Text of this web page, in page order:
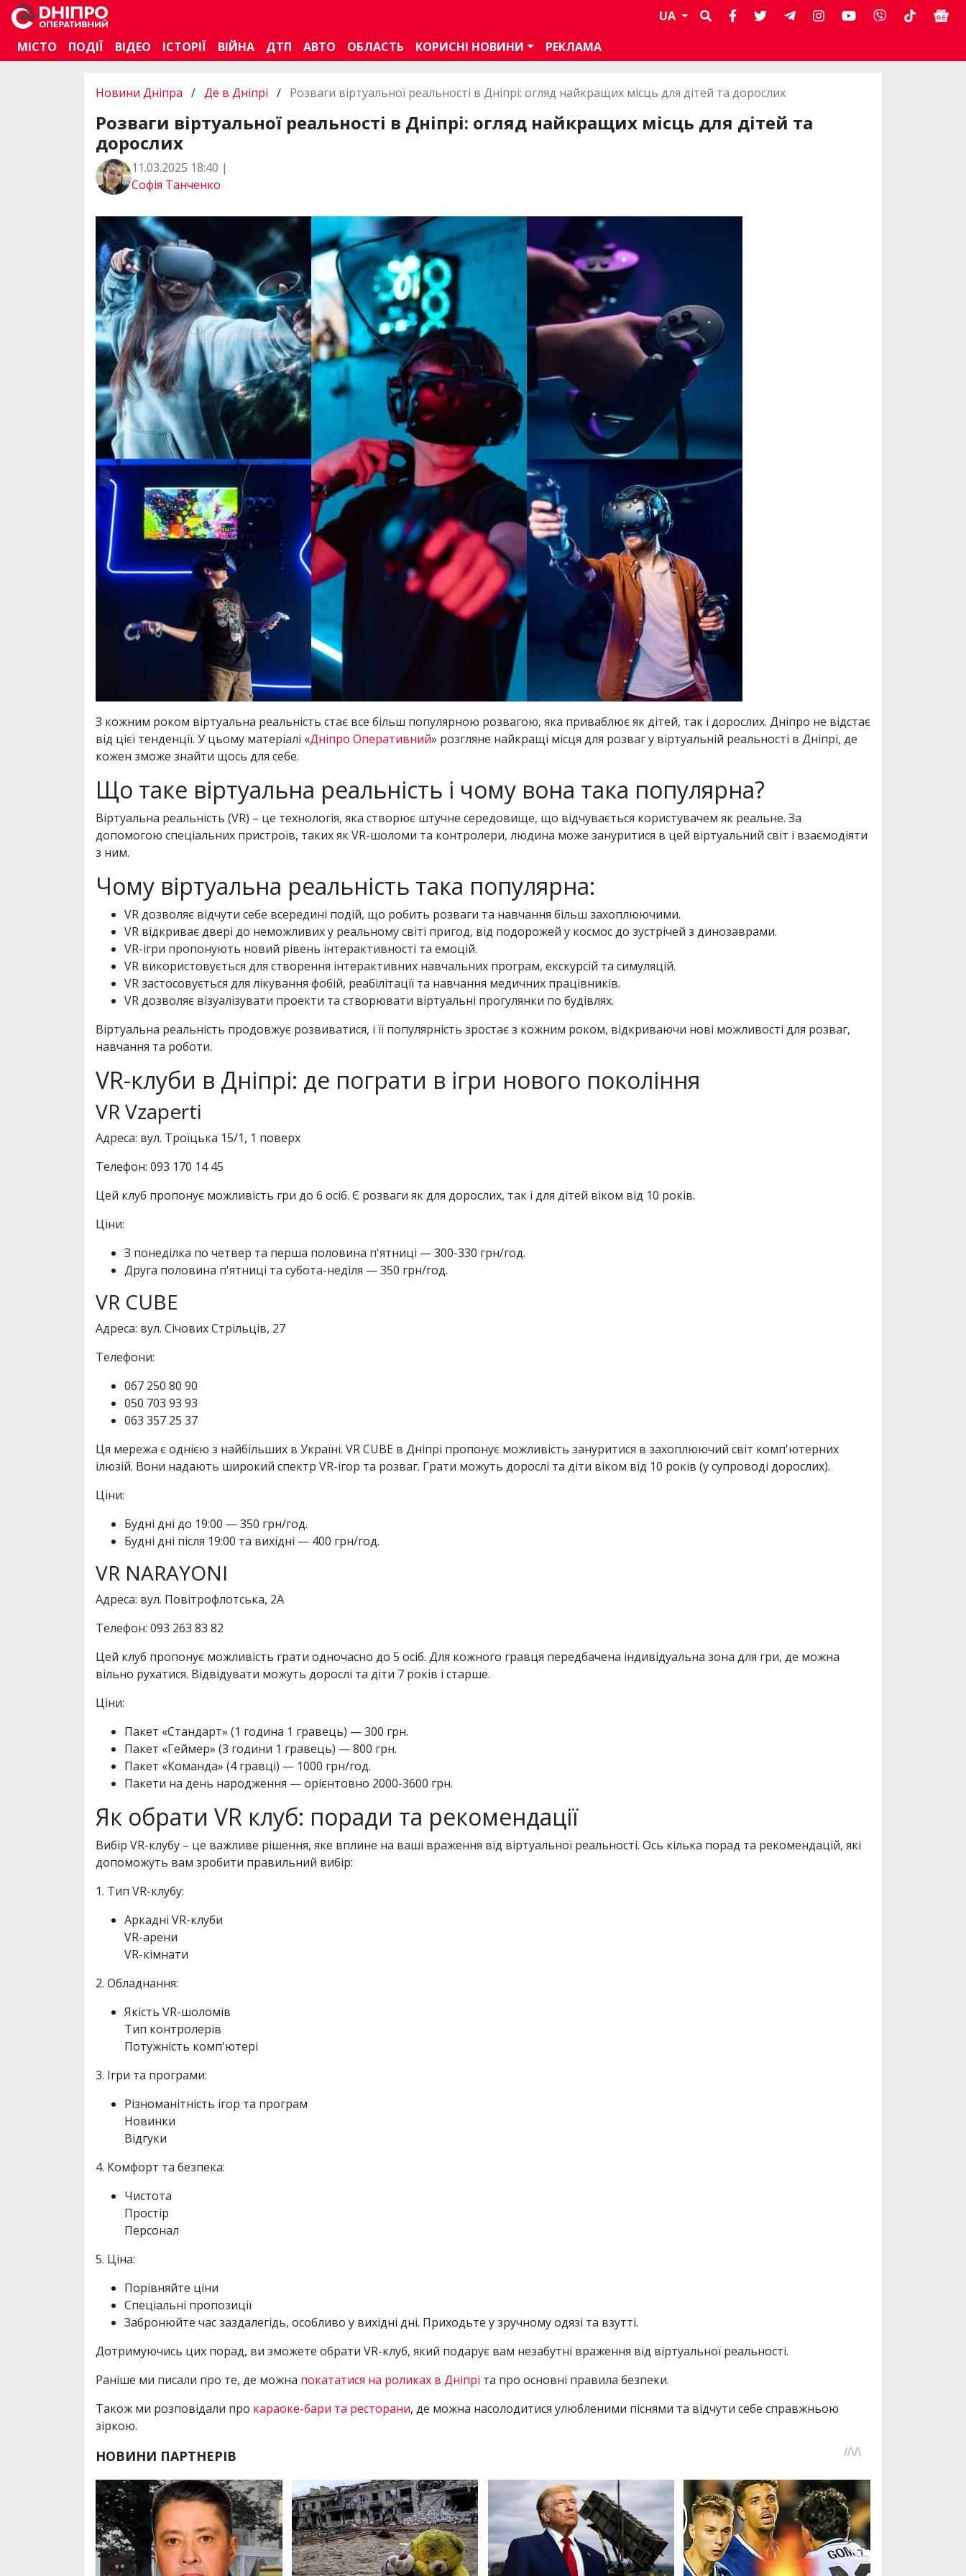
UA
МІСТО
ПОДІЇ ВІДЕО ІСТОРІЇ ВІЙНА ДТП АВТО ОБЛАСТЬ КОРИСНІ НОВИНИ РЕКЛАМА
Новини Дніпра / Де в Дніпрі / Розваги віртуальної реальності в Дніпрі: огляд найкращих місць для дітей та дорослих
Розваги віртуальної реальності в Дніпрі: огляд найкращих місць для дітей та
дорослих
11.03.2025 18:40 |
Софія Танченко
З кожним роком віртуальна реальність стає все більш популярною розвагою, яка приваблює як дітей, так і дорослих. Дніпро не відстає
від цієї тенденції. У цьому матеріалі «Дніпро Оперативний» розгляне найкращі місця для розваг у віртуальній реальності в Дніпрі, де
кожен зможе знайти щось для себе.
Що таке віртуальна реальність і чому вона така популярна?
Віртуальна реальність (VR) – це технологія, яка створює штучне середовище, що відчувається користувачем як реальне. За
допомогою спеціальних пристроїв, таких як VR-шоломи та контролери, людина може зануритися в цей віртуальний світ і взаємодіяти
з ним.
Чому віртуальна реальність така популярна:
VR дозволяє відчути себе всередині подій, що робить розваги та навчання більш захоплюючими.
VR відкриває двері до неможливих у реальному світі пригод, від подорожей у космос до зустрічей з динозаврами.
VR-ігри пропонують новий рівень інтерактивності та емоцій.
VR використовується для створення інтерактивних навчальних програм, екскурсій та симуляцій.
VR застосовується для лікування фобій, реабілітації та навчання медичних працівників.
VR дозволяє візуалізувати проекти та створювати віртуальні прогулянки по будівлях.
Віртуальна реальність продовжує розвиватися, і її популярність зростає з кожним роком, відкриваючи нові можливості для розваг,
навчання та роботи.
VR-клуби в Дніпрі: де пограти в ігри нового покоління
VR Vzaperti
Адреса: вул. Троїцька 15/1, 1 поверх
Телефон: 093 170 14 45
Цей клуб пропонує можливість гри до 6 осіб. Є розваги як для дорослих, так і для дітей віком від 10 років.
Ціни:
З понеділка по четвер та перша половина п'ятниці — 300-330 грн/год.
Друга половина п'ятниці та субота-неділя — 350 грн/год.
VR CUBE
Адреса: вул. Січових Стрільців, 27
Телефони:
067 250 80 90
050 703 93 93
063 357 25 37
Ця мережа є однією з найбільших в Україні. VR CUBE в Дніпрі пропонує можливість зануритися в захоплюючий світ комп'ютерних
ілюзій. Вони надають широкий спектр VR-ігор та розваг. Грати можуть дорослі та діти віком від 10 років (у супроводі дорослих).
Ціни:
Будні дні до 19:00 — 350 грн/год.
Будні дні після 19:00 та вихідні — 400 грн/год.
VR NARAYONI
Адреса: вул. Повітрофлотська, 2А
Телефон: 093 263 83 82
Цей клуб пропонує можливість грати одночасно до 5 осіб. Для кожного гравця передбачена індивідуальна зона для гри, де можна
вільно рухатися. Відвідувати можуть дорослі та діти 7 років і старше.
Ціни:
Пакет «Стандарт» (1 година 1 гравець) — 300 грн.
Пакет «Геймер» (3 години 1 гравець) — 800 грн.
Пакет «Команда» (4 гравці) — 1000 грн/год.
Пакети на день народження — орієнтовно 2000-3600 грн.
Як обрати VR клуб: поради та рекомендації
Вибір VR-клубу – це важливе рішення, яке вплине на ваші враження від віртуальної реальності. Ось кілька порад та рекомендацій, які
допоможуть вам зробити правильний вибір:
1. Тип VR-клубу:
Аркадні VR-клуби
VR-арени
VR-кімнати
2. Обладнання:
Якість VR-шоломів
Тип контролерів
Потужність комп'ютері
3. Ігри та програми:
Різноманітність ігор та програм
Новинки
Відгуки
4. Комфорт та безпека:
Чистота
Простір
Персонал
5. Ціна:
Порівняйте ціни
Спеціальні пропозиції
Забронюйте час заздалегідь, особливо у вихідні дні. Приходьте у зручному одязі та взутті.
Дотримуючись цих порад, ви зможете обрати VR-клуб, який подарує вам незабутні враження від віртуальної реальності.
Раніше ми писали про те, де можна покататися на роликах в Дніпрі та про основні правила безпеки.
Також ми розповідали про караоке-бари та ресторани, де можна насолодитися улюбленими піснями та відчути себе справжньою
зіркою.